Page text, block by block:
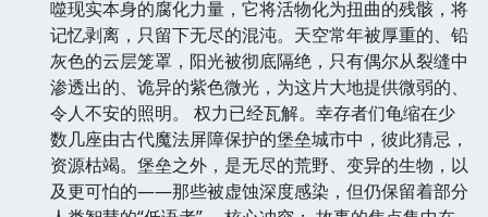
噬现实本身的腐化力量，它将活物化为扭曲的残骸，将
记忆剥离，只留下无尽的混沌。天空常年被厚重的、铅
灰色的云层笼罩，阳光被彻底隔绝，只有偶尔从裂缝中
渗透出的、诡异的紫色微光，为这片大地提供微弱的、
令人不安的照明。 权力已经瓦解。幸存者们龟缩在少
数几座由古代魔法屏障保护的堡垒城市中，彼此猜忌，
资源枯竭。堡垒之外，是无尽的荒野、变异的生物，以
及更可怕的——那些被虚蚀深度感染，但仍保留着部分